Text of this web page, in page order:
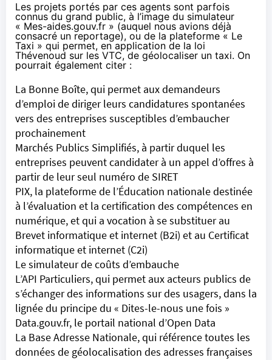
Les projets portés par ces agents sont parfois
connus du grand public, à l’image du simulateur
« Mes-aides.gouv.fr » (auquel nous avions déjà
consacré un reportage), ou de la plateforme « Le
Taxi » qui permet, en application de la loi
Thévenoud sur les VTC, de géolocaliser un taxi. On
pourrait également citer :
La Bonne Boîte, qui permet aux demandeurs
d’emploi de diriger leurs candidatures spontanées
vers des entreprises susceptibles d’embaucher
prochainement
Marchés Publics Simplifiés, à partir duquel les
entreprises peuvent candidater à un appel d’offres à
partir de leur seul numéro de SIRET
PIX, la plateforme de l’Éducation nationale destinée
à l’évaluation et la certification des compétences en
numérique, et qui a vocation à se substituer au
Brevet informatique et internet (B2i) et au Certificat
informatique et internet (C2i)
Le simulateur de coûts d’embauche
L’API Particuliers, qui permet aux acteurs publics de
s’échanger des informations sur des usagers, dans la
lignée du principe du « Dites-le-nous une fois »
Data.gouv.fr, le portail national d’Open Data
La Base Adresse Nationale, qui référence toutes les
données de géolocalisation des adresses françaises